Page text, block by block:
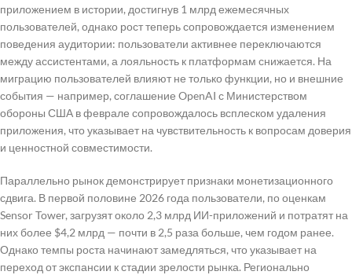
приложением в истории, достигнув 1 млрд ежемесячных
пользователей, однако рост теперь сопровождается изменением
поведения аудитории: пользователи активнее переключаются
между ассистентами, а лояльность к платформам снижается. На
миграцию пользователей влияют не только функции, но и внешние
события — например, соглашение OpenAI с Министерством
обороны США в феврале сопровождалось всплеском удаления
приложения, что указывает на чувствительность к вопросам доверия
и ценностной совместимости.
Параллельно рынок демонстрирует признаки монетизационного
сдвига. В первой половине 2026 года пользователи, по оценкам
Sensor Tower, загрузят около 2,3 млрд ИИ-приложений и потратят на
них более $4,2 млрд — почти в 2,5 раза больше, чем годом ранее.
Однако темпы роста начинают замедляться, что указывает на
переход от экспансии к стадии зрелости рынка. Регионально